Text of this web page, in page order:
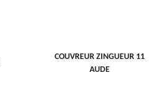
COUVREUR ZINGUEUR 11
AUDE